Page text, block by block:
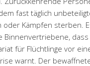
fast täglich
oder Kämpfen sterben.
Binnenvertriebene, dass
für Flüchtlinge vor
warnt. Der